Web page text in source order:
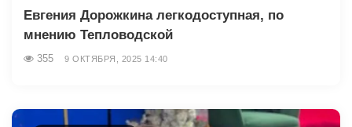
Евгения Дорожкина легкодоступная, по
мнению Тепловодской
355 9 ОКТЯБРЯ, 2025 14:40